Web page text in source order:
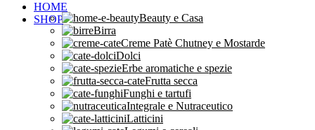
HOME
SHOP
Beauty e Casa
Birra
Creme Patè Chutney e Mostarde
Dolci
Erbe aromatiche e spezie
Frutta secca
Funghi e tartufi
Integrale e Nutraceutico
Latticini